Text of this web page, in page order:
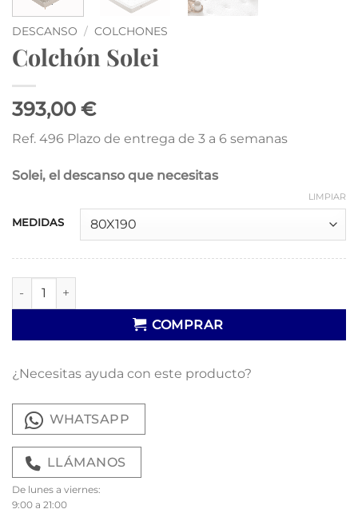
DESCANSO / COLCHONES
Colchón Solei
393,00 €
Ref. 496 Plazo de entrega de 3 a 6 semanas
Solei, el descanso que necesitas
MEDIDAS
LIMPIAR
Colchón Solei cantidad
COMPRAR
¿Necesitas ayuda con este producto?
WHATSAPP
LLÁMANOS
De lunes a viernes:
9:00 a 21:00